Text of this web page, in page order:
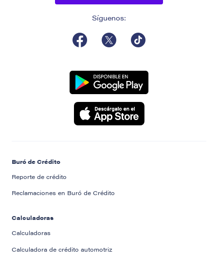
Síguenos:
Buró de Crédito
Reporte de crédito
Reclamaciones en Buró de Crédito
Calculadoras
Calculadoras
Calculadora de crédito automotriz